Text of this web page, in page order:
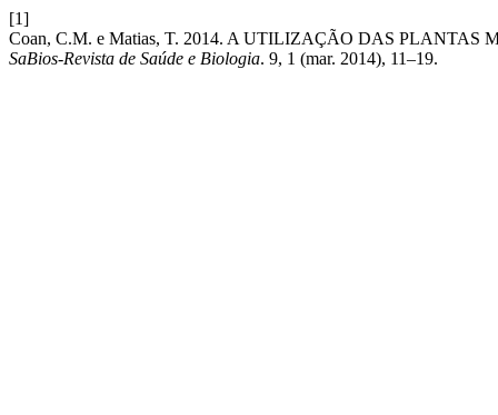
[1]
Coan, C.M. e Matias, T. 2014. A UTILIZAÇÃO DAS
SaBios-Revista de Saúde e Biologia. 9, 1 (mar. 2014), 11–19.